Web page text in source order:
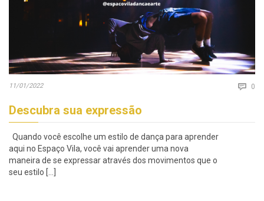
11/01/2022  0
Descubra sua expressão
Quando você escolhe um estilo de dança para aprender
aqui no Espaço Vila, você vai aprender uma nova
maneira de se expressar através dos movimentos que o
seu estilo […]